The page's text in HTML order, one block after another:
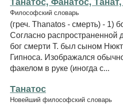
Философский словарь
(греч. Thanatos - смерть) - 1)
Согласно распространенной
бог смерти Т. был сыном
Гипноса. Изображался
факелом в руке (иногда с...
Танатос
Новейший философский словарь